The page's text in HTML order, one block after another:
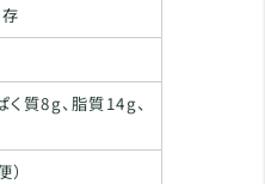
質8g、脂質14g、